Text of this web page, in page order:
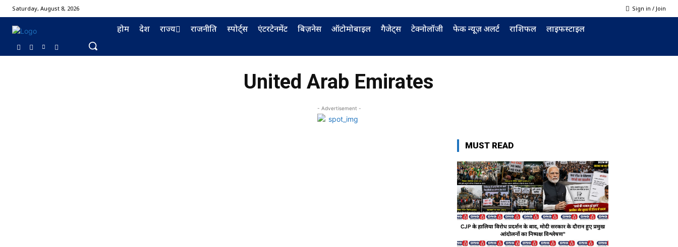
Saturday, August 8, 2026 Sign in / Join
होम देश राज्य राजनीति स्पोर्ट्स एंटरटेनमेंट बिज़नेस ऑटोमोबाइल गैजेट्स टेक्नोलॉजी फेक न्यूज़ अलर्ट राशिफल लाइफस्टाइल
United Arab Emirates
- Advertisement -
MUST READ